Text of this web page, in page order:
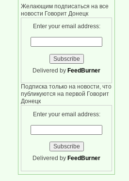
Желающим подписаться на все
новости Говорит Донецк
Enter your email address:
Delivered by FeedBurner
Подписка только на новости, что
публикуются на первой Говорит
Донецк
Enter your email address:
Delivered by FeedBurner